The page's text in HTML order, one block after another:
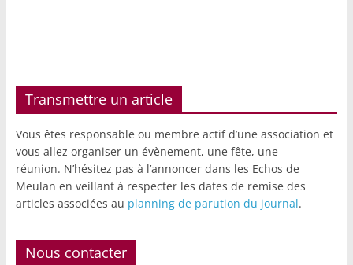
Transmettre un article
Vous êtes responsable ou membre actif d’une association et
vous allez organiser un évènement, une fête, une
réunion. N’hésitez pas à l’annoncer dans les Echos de
Meulan en veillant à respecter les dates de remise des
articles associées au planning de parution du journal.
Nous contacter